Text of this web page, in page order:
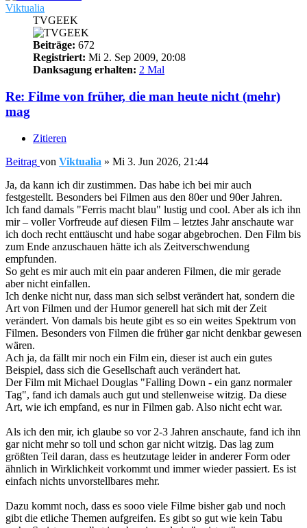
Viktualia
TVGEEK
Beiträge: 672
Registriert: Mi 2. Sep 2009, 20:08
Danksagung erhalten: 2 Mal
Re: Filme von früher, die man heute nicht (mehr)
mag
Zitieren
Beitrag von Viktualia » Mi 3. Jun 2026, 21:44
Ja, da kann ich dir zustimmen. Das habe ich bei mir auch
festgestellt. Besonders bei Filmen aus den 80er und 90er Jahren.
Ich fand damals "Ferris macht blau" lustig und cool. Aber als ich ihn
mir – voller Vorfreude auf diesen Film – letztes Jahr anschaute war
ich doch recht enttäuscht und habe sogar abgebrochen. Den Film bis
zum Ende anzuschauen hätte ich als Zeitverschwendung
empfunden.
So geht es mir auch mit ein paar anderen Filmen, die mir gerade
aber nicht einfallen.
Ich denke nicht nur, dass man sich selbst verändert hat, sondern die
Art von Filmen und der Humor generell hat sich mit der Zeit
verändert. Von damals bis heute gibt es so ein weites Spektrum von
Filmen. Besonders von Filmen die früher gar nicht denkbar gewesen
wären.
Ach ja, da fällt mir noch ein Film ein, dieser ist auch ein gutes
Beispiel, dass sich die Gesellschaft auch verändert hat.
Der Film mit Michael Douglas "Falling Down - ein ganz normaler
Tag", fand ich damals auch gut und stellenweise witzig. Da diese
Art, wie ich empfand, es nur in Filmen gab. Also nicht echt war.
Als ich den mir, ich glaube so vor 2-3 Jahren anschaute, fand ich ihn
gar nicht mehr so toll und schon gar nicht witzig. Das lag zum
größten Teil daran, dass es heutzutage leider in anderer Form oder
ähnlich in Wirklichkeit vorkommt und immer wieder passiert. Es ist
einfach nichts unvorstellbares mehr.
Dazu kommt noch, dass es sooo viele Filme bisher gab und noch
gibt die etliche Themen aufgreifen. Es gibt so gut wie kein Tabu